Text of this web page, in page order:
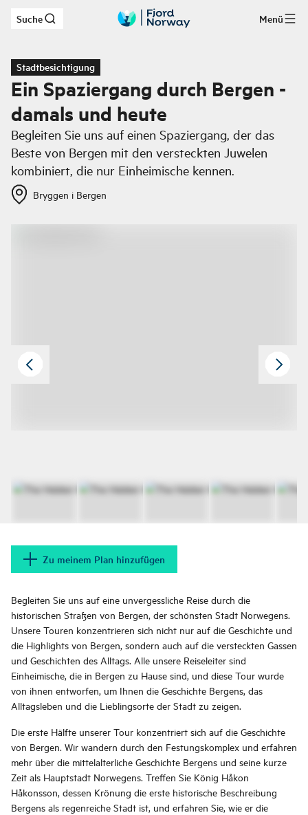
Zum Hauptinhalt
Suche Menü
Stadtbesichtigung
Ein Spaziergang durch Bergen -
damals und heute
Begleiten Sie uns auf einen Spaziergang, der das
Beste von Bergen mit den versteckten Juwelen
kombiniert, die nur Einheimische kennen.
Bryggen i Bergen
Zu meinem Plan hinzufügen
Begleiten Sie uns auf eine unvergessliche Reise durch die
historischen Straßen von Bergen, der schönsten Stadt Norwegens.
Unsere Touren konzentrieren sich nicht nur auf die Geschichte und
die Highlights von Bergen, sondern auch auf die versteckten Gassen
und Geschichten des Alltags. Alle unsere Reiseleiter sind
Einheimische, die in Bergen zu Hause sind, und diese Tour wurde
von ihnen entworfen, um Ihnen die Geschichte Bergens, das
Alltagsleben und die Lieblingsorte der Stadt zu zeigen.
Die erste Hälfte unserer Tour konzentriert sich auf die Geschichte
von Bergen. Wir wandern durch den Festungskomplex und erfahren
mehr über die mittelalterliche Geschichte Bergens und seine kurze
Zeit als Hauptstadt Norwegens. Treffen Sie König Håkon
Håkonsson, dessen Krönung die erste historische Beschreibung
Bergens als regenreiche Stadt ist, und erfahren Sie, wie er die